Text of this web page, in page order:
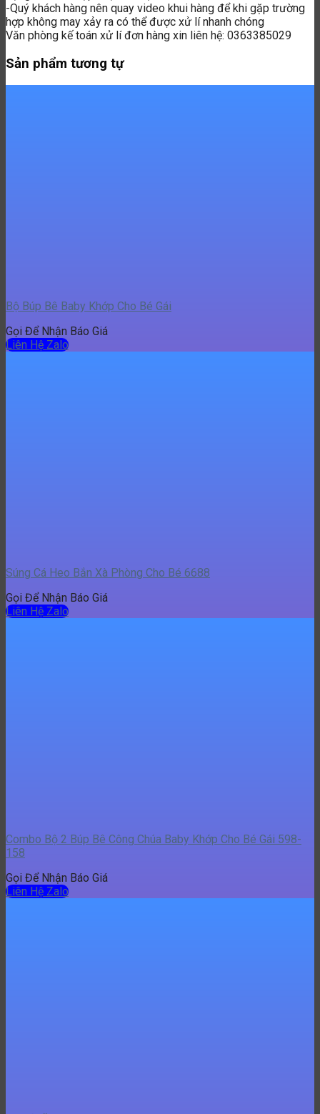
-Quý khách hàng nên quay video khui hàng để khi gặp trường
hợp không may xảy ra có thể được xử lí nhanh chóng
Văn phòng kế toán xử lí đơn hàng xin liên hệ: 0363385029
Sản phẩm tương tự
Bộ Búp Bê Baby Khớp Cho Bé Gái
Gọi Để Nhận Báo Giá
Liên Hệ Zalo
Súng Cá Heo Bắn Xà Phòng Cho Bé 6688
Gọi Để Nhận Báo Giá
Liên Hệ Zalo
Combo Bộ 2 Búp Bê Công Chúa Baby Khớp Cho Bé Gái 598-
158
Gọi Để Nhận Báo Giá
Liên Hệ Zalo